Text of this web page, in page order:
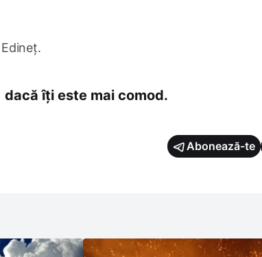
dacă îți este mai comod.
Abonează-te